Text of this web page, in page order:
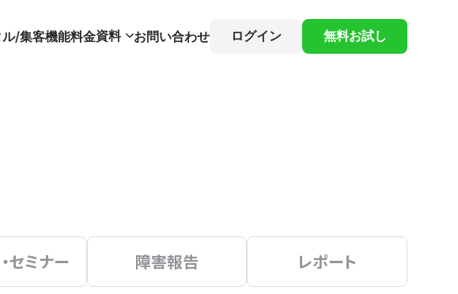
/集客機能料金資料 お問い合わせ ログイン 無料お試し
セミナー 障害報告 レポート